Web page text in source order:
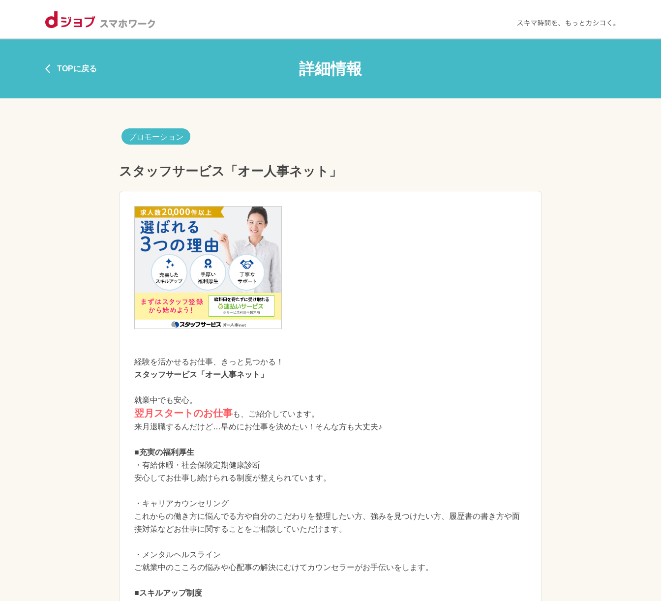
詳細情報
TOPに戻る
プロモーション
スタッフサービス「オー人事ネット」
経験を活かせるお仕事、きっと見つかる！
スタッフサービス「オー人事ネット」
就業中でも安心。
翌月スタートのお仕事も、ご紹介しています。
来月退職するんだけど…早めにお仕事を決めたい！そんな方も大丈夫♪
■充実の福利厚生
・有給休暇・社会保険定期健康診断
安心してお仕事し続けられる制度が整えられています。
・キャリアカウンセリング
これからの働き方に悩んでる方や自分のこだわりを整理したい方、強みを見つけたい方、履歴書の書き方や面
接対策などお仕事に関することをご相談していただけます。
・メンタルヘルスライン
ご就業中のこころの悩みや心配事の解決にむけてカウンセラーがお手伝いをします。
■スキルアップ制度